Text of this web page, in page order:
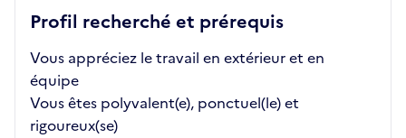
Profil recherché et prérequis
Vous appréciez le travail en extérieur et en
équipe
Vous êtes polyvalent(e), ponctuel(le) et
rigoureux(se)